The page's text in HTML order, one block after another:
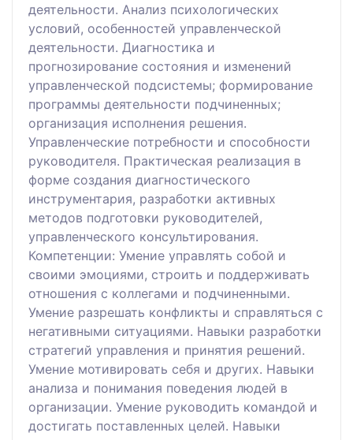
деятельности. Анализ психологических
условий, особенностей управленческой
деятельности. Диагностика и
прогнозирование состояния и изменений
управленческой подсистемы; формирование
программы деятельности подчиненных;
организация исполнения решения.
Управленческие потребности и способности
руководителя. Практическая реализация в
форме создания диагностического
инструментария, разработки активных
методов подготовки руководителей,
управленческого консультирования.
Компетенции: Умение управлять собой и
своими эмоциями, строить и поддерживать
отношения с коллегами и подчиненными.
Умение разрешать конфликты и справляться с
негативными ситуациями. Навыки разработки
стратегий управления и принятия решений.
Умение мотивировать себя и других. Навыки
анализа и понимания поведения людей в
организации. Умение руководить командой и
достигать поставленных целей. Навыки